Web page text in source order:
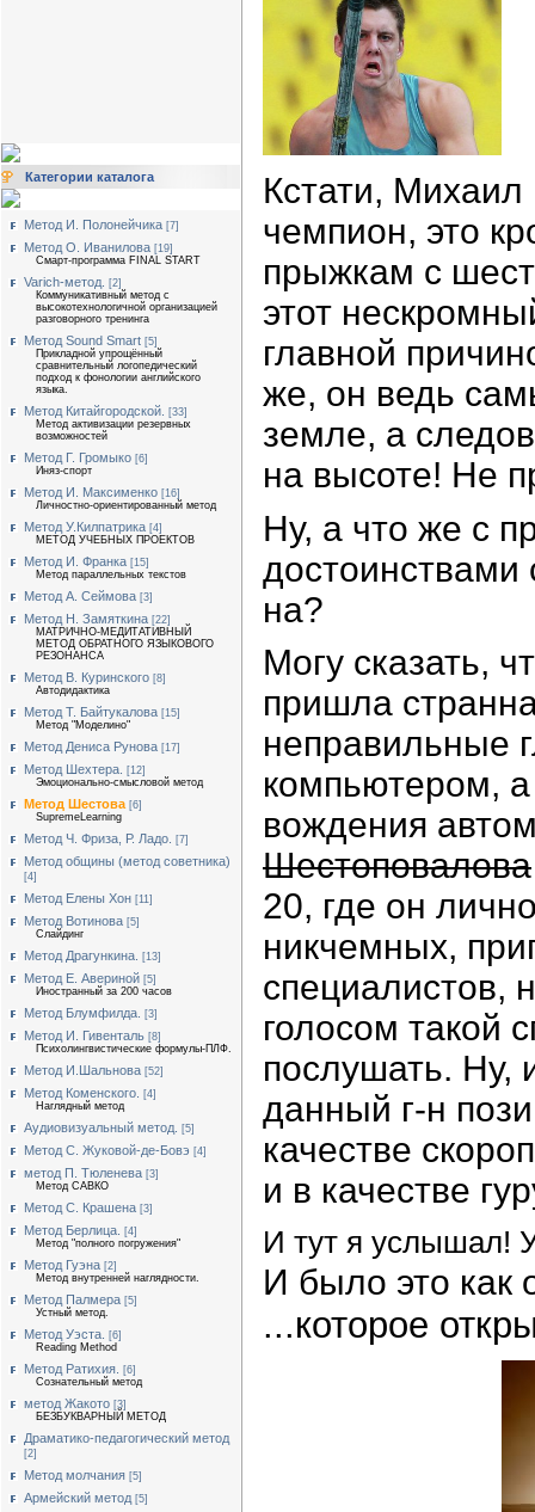
Категории каталога
Метод И. Полонейчика [7]
Метод О. Иванилова [19]
Смарт-программа FINAL START
Varich-метод.
[2]
Коммуникативный метод с
высокотехнологичной организацией
разговорного тренинга
Метод Sound Smart [5]
Прикладной упрощённый
сравнительный логопедический
подход к фонологии английского
языка.
Метод Китайгородской.
[33]
Метод активизации резервных
возможностей
Метод Г. Громыко [6]
Иняз-спорт
Метод И. Максименко [16]
Личностно-ориентированный метод
Метод У.Килпатрика [4]
МЕТОД УЧЕБНЫХ ПРОЕКТОВ
Метод И. Франка [15]
Метод параллельных текстов
Метод А. Сеймова [3]
Метод Н. Замяткина [22]
МАТРИЧНО-МЕДИТАТИВНЫЙ
МЕТОД ОБРАТНОГО ЯЗЫКОВОГО
РЕЗОНАНСА
Метод В. Куринского [8]
Автодидактика
Метод Т. Байтукалова [15]
Метод "Моделино"
Метод Дениса Рунова [17]
Метод Шехтера.
[12]
Эмоционально-смысловой метод
Метод Шестова [6]
SupremeLearning
Метод Ч. Фриза, Р. Ладо. [7]
Метод общины (метод советника)
[4]
Метод Елены Хон [11]
Метод Вотинова [5]
Слайдинг
Метод Драгункина. [13]
Метод Е. Авериной [5]
Иностранный за 200 часов
Метод Блумфилда. [3]
Метод И. Гивенталь [8]
Психолингвистические формулы-ПЛФ.
Метод И.Шальнова [52]
Метод Коменского.
[4]
Наглядный метод
Аудиовизуальный метод. [5]
Метод С. Жуковой-де-Бовэ [4]
метод П. Тюленева [3]
Метод САВКО
Метод С. Крашена [3]
Метод Берлица.
[4]
Метод "полного погружения"
Метод Гуэна [2]
Метод внутренней наглядности.
Метод Палмера [5]
Устный метод.
Метод Уэста.
[6]
Reading Method
Метод Ратихия.
[6]
Сознательный метод
метод Жакото [3]
БЕЗБУКВАРНЫЙ МЕТОД
Драматико-педагогический метод
[2]
Метод молчания [5]
Армейский метод [5]
Кстати,
чемпион, это
прыжкам с
этот
главной
же, он ведь
земле, а
на высоте! Не
Ну, а что же с
достоинствами
на?
Могу сказать,
пришла
неправильные
компьютером,
вождения
Шестоповалова
20, где он
никчемных,
специалистов,
голосом такой
послушать. Ну,
данный г-н
качестве
и в качестве
И тут я услышал!
И было это как
...которое